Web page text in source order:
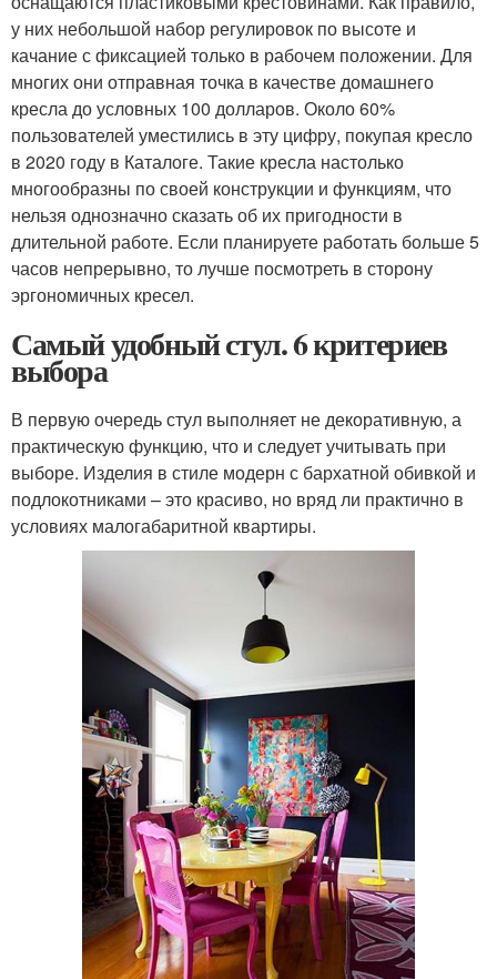
у них небольшой набор регулировок по высоте и
качание с фиксацией только в рабочем положении. Для
многих они отправная точка в качестве домашнего
кресла до условных 100 долларов. Около 60%
пользователей уместились в эту цифру, покупая кресло
в 2020 году в Каталоге. Такие кресла настолько
многообразны по своей конструкции и функциям, что
нельзя однозначно сказать об их пригодности в
длительной работе. Если планируете работать больше 5
часов непрерывно, то лучше посмотреть в сторону
эргономичных кресел.
Самый удобный стул. 6 критериев
выбора
В первую очередь стул выполняет не декоративную, а
практическую функцию, что и следует учитывать при
выборе. Изделия в стиле модерн с бархатной обивкой и
подлокотниками – это красиво, но вряд ли практично в
условиях малогабаритной квартиры.